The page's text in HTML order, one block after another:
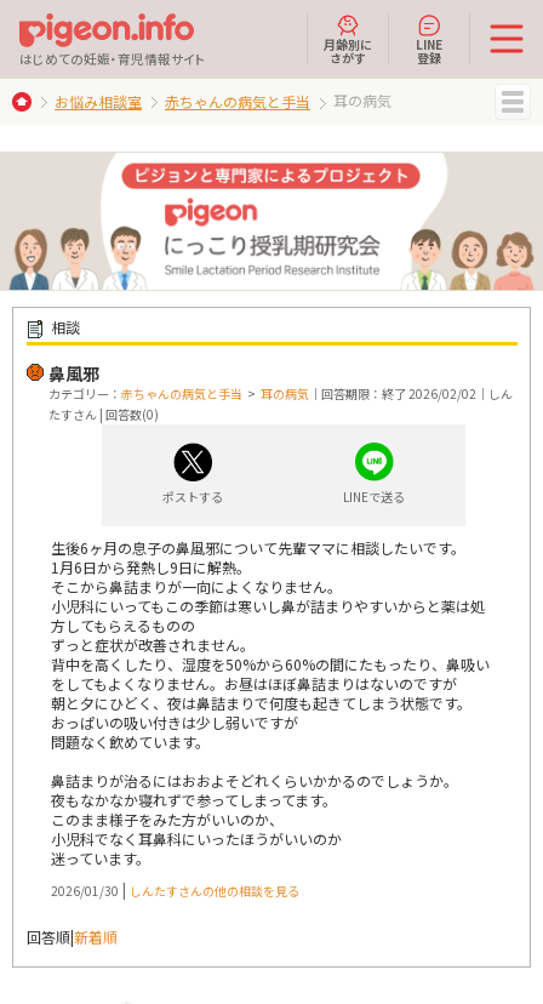
はじめての妊娠・育児情報サイト
月齢別に
さがす
LINE
登録
お悩み相談室 赤ちゃんの病気と手当 耳の病気
相談
鼻風邪
カテゴリー： 赤ちゃんの病気と手当 > 耳の病気 ｜回答期限：終了 2026/02/02｜しん
たすさん | 回答数(0)
ポストする LINEで送る
生後6ヶ月の息子の鼻風邪について先輩ママに相談したいです。
1月6日から発熱し9日に解熱。
そこから鼻詰まりが一向によくなりません。
小児科にいってもこの季節は寒いし鼻が詰まりやすいからと薬は処
方してもらえるものの
ずっと症状が改善されません。
背中を高くしたり、湿度を50%から60%の間にたもったり、鼻吸い
をしてもよくなりません。お昼はほぼ鼻詰まりはないのですが
朝と夕にひどく、夜は鼻詰まりで何度も起きてしまう状態です。
おっぱいの吸い付きは少し弱いですが
問題なく飲めています。
鼻詰まりが治るにはおおよそどれくらいかかるのでしょうか。
夜もなかなか寝れずで参ってしまってます。
このまま様子をみた方がいいのか、
小児科でなく耳鼻科にいったほうがいいのか
迷っています。
2026/01/30 | しんたすさんの他の相談を見る
回答順|新着順